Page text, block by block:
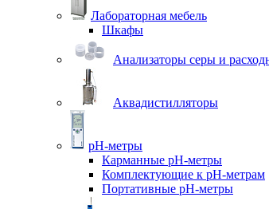
Лабораторная мебель
Шкафы
Анализаторы серы и
Аквадистилляторы
pH-метры
Карманные pH-метры
Комплектующие к pH-метрам
Портативные pH-метры